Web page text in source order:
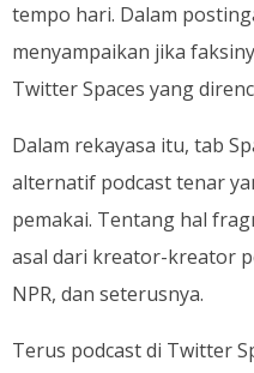
tempo hari. Dalam
menyampaikan jika
Twitter Spaces yang
Dalam rekayasa itu, tab
alternatif podcast tenar
pemakai. Tentang hal
asal dari kreator-kreator
NPR, dan seterusnya.
Terus podcast di Twitter